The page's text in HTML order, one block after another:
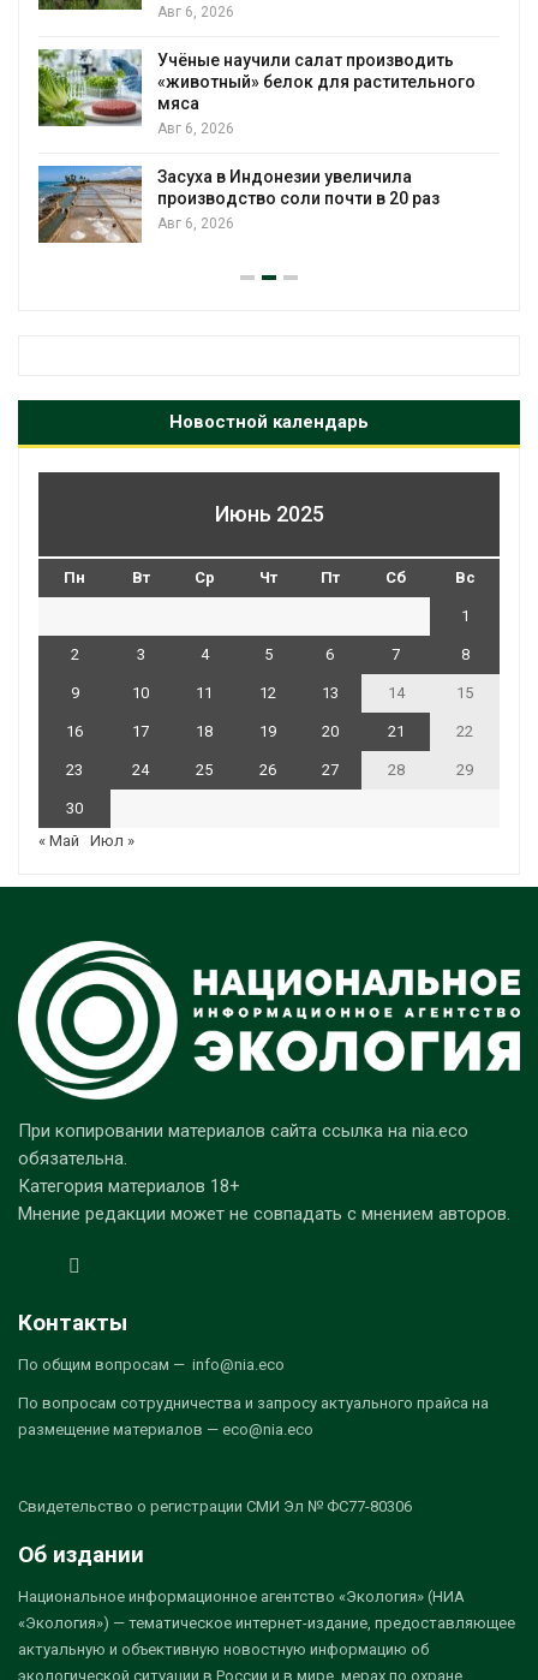
Авг 6, 2026
Учёные научили салат производить
«животный» белок для растительного
мяса
Авг 6, 2026
Засуха в Индонезии увеличила
производство соли почти в 20 раз
Авг 6, 2026
Новостной календарь
Июнь 2025
Пн Вт Ср Чт Пт Сб Вс
1
2 3 4 5 6 7 8
9 10 11 12 13 14 15
16 17 18 19 20 21 22
23 24 25 26 27 28 29
30
« Май
Июл »
При копировании материалов сайта ссылка на nia.eco
обязательна.
Категория материалов 18+
Мнение редакции может не совпадать с мнением авторов.
Контакты
По общим вопросам — info@nia.eco
По вопросам сотрудничества и запросу актуального прайса на
размещение материалов — eco@nia.eco
Свидетельство о регистрации СМИ Эл № ФС77-80306
Об издании
Национальное информационное агентство «Экология» (НИА
«Экология») — тематическое интернет-издание, предоставляющее
актуальную и объективную новостную информацию об
экологической ситуации в России и в мире, мерах по охране